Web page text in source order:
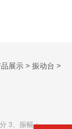
展示 > 振动台 >
振幅：